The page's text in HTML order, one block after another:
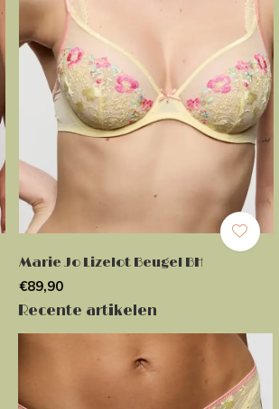
Marie Jo Lizelot Beugel BH
€89,90
Recente artikelen